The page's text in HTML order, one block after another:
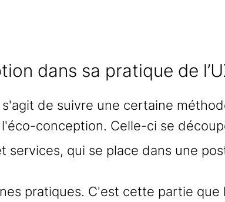
dans sa pratique de
de suivre une certaine
conception. Celle-ci se
qui se place dans une
pratiques. C'est cette partie que